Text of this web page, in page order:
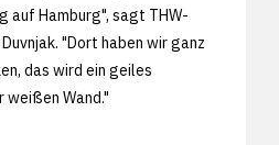
auf Hamburg", sagt THW-
"Dort haben wir ganz
das wird ein geiles
weißen Wand."